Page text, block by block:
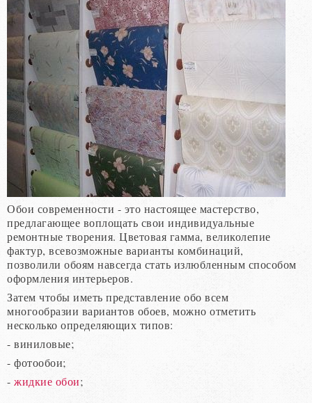
Обои современности - это настоящее мастерство,
предлагающее воплощать свои индивидуальные
ремонтные творения. Цветовая гамма, великолепие
фактур, всевозможные варианты комбинаций,
позволили обоям навсегда стать излюбленным способом
оформления интерьеров.
Затем чтобы иметь представление обо всем
многообразии вариантов обоев, можно отметить
несколько определяющих типов:
- виниловые;
- фотообои;
- жидкие обои;